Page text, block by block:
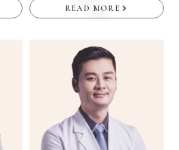
READ MORE